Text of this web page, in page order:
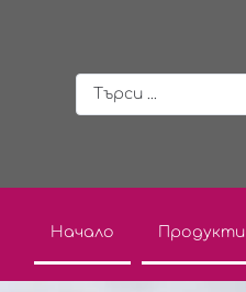
Начало Продукти